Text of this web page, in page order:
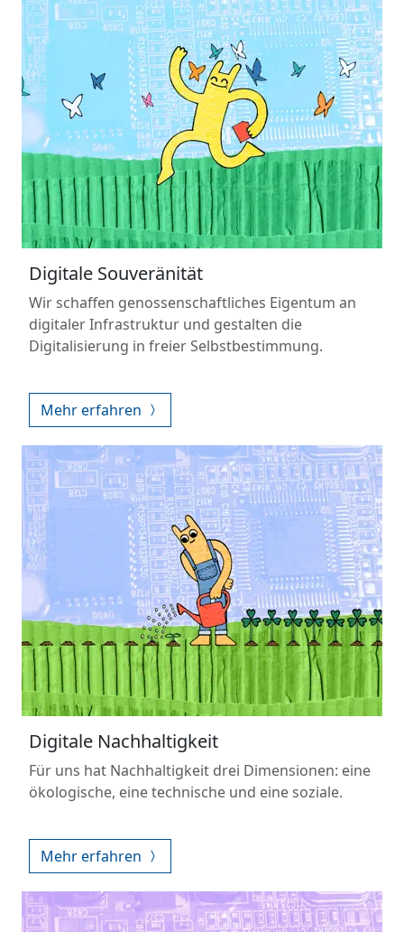
Digitale Souveränität
Wir schaffen genossenschaftliches Eigentum an
digitaler Infrastruktur und gestalten die
Digitalisierung in freier Selbstbestimmung.
Mehr erfahren
Digitale Nachhaltigkeit
Für uns hat Nachhaltigkeit drei Dimensionen: eine
ökologische, eine technische und eine soziale.
Mehr erfahren